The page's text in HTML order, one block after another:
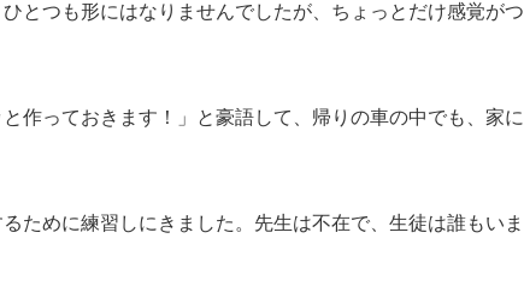
とつも形にはなりませんでしたが、ちょっとだけ感覚がつ
作っておきます！」と豪語して、帰りの車の中でも、家に
ために練習しにきました。先生は不在で、生徒は誰もいま